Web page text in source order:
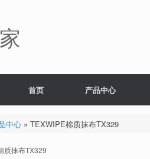
首页 产品中心
中心» TEXWIPE棉质抹布TX329
质抹布TX329